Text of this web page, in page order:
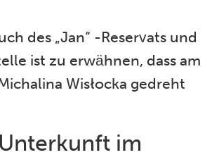
des „Jan“ -Reservats und
ist zu erwähnen, dass am
Wisłocka gedreht
im